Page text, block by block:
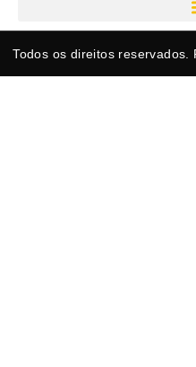
Todos os direitos